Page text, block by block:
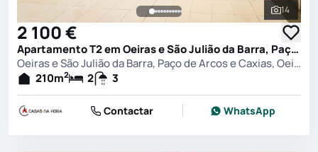
Ver
14
2 100 €
Apartamento T2 em Oeiras e São Julião da Barra, Paço de Arcos e Caxias, Oeiras
Oeiras e São Julião da Barra, Paço de Arcos e Caxias, Oeiras
210m2 2 3
Contactar WhatsApp